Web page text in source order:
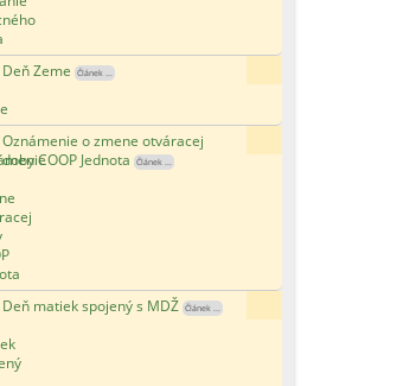
Deň Zeme Článek ...
Oznámenie o zmene otváracej
doby COOP Jednota
Článek ...
Deň matiek spojený s MDŽ Článek ...